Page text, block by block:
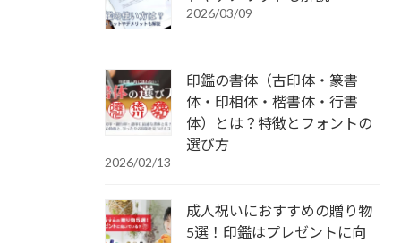
2026/03/09
印鑑の書体（古印体・篆書
体・印相体・楷書体・行書
体）とは？特徴とフォントの
選び方
2026/02/13
成人祝いにおすすめの贈り物
5選！印鑑はプレゼントに向